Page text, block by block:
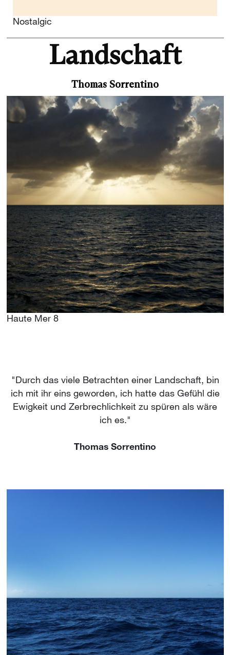
Nostalgic
Landschaft
Thomas Sorrentino
Haute Mer 8
"Durch das viele Betrachten einer Landschaft, bin
ich mit ihr eins geworden, ich hatte das Gefühl die
Ewigkeit und Zerbrechlichkeit zu spüren als wäre
ich es."
Thomas Sorrentino